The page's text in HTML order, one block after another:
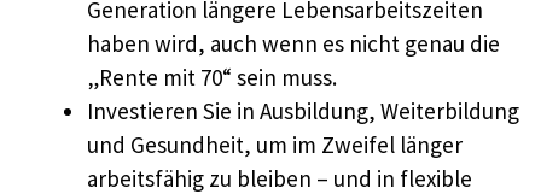
Generation längere Lebensarbeitszeiten
haben wird, auch wenn es nicht genau die
„Rente mit 70“ sein muss.
Investieren Sie in Ausbildung, Weiterbildung
und Gesundheit, um im Zweifel länger
arbeitsfähig zu bleiben – und in flexible